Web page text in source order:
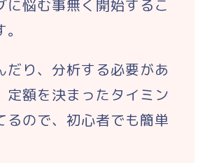
に悩む事無く開始するこ
だり、分析する必要があ
定額を決まったタイミン
るので、初心者でも簡単